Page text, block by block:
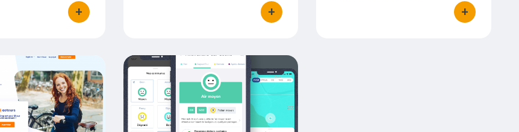
+
bouton d'actions +
bouton d'actions +
bouton
Alpes
Visuel
Air to Go
Visuel